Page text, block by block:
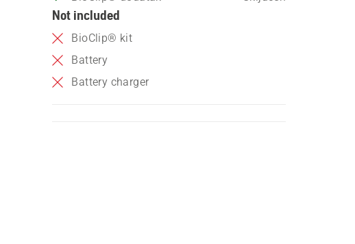
Not included
BioClip® kit
Battery
Battery charger